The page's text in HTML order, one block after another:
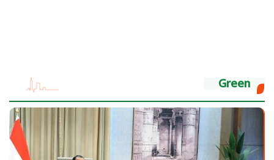
Green